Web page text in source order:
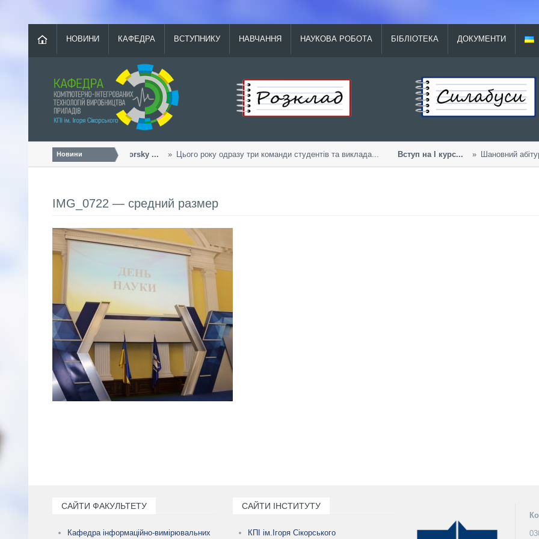
НОВИНИ КАФЕДРА ВСТУПНИКУ НАВЧАННЯ НАУКОВА РОБОТА БІБЛІОТЕКА ДОКУМЕНТИ
Новини
Урожайний «Sikorsky ... Цього року одразу три команди студентів та виклада... Вступ на І курс... Шановний
IMG_0722 — средний размер
САЙТИ ФАКУЛЬТЕТУ
Кафедра інформаційно-вимірювальних
САЙТИ ІНСТИТУТУ
КПІ ім.Ігоря Сікорського